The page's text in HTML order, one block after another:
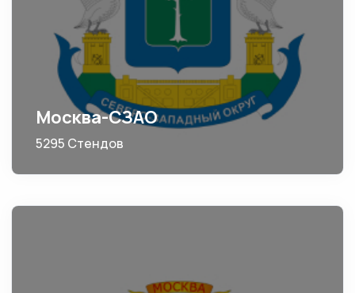
Москва-СЗАО
5295 Стендов